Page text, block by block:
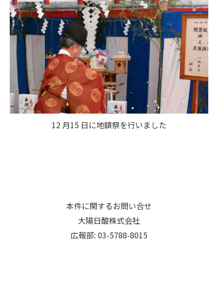
12 月15 日に地鎮祭を行いました
本件に関するお問い合せ
大陽日酸株式会社
広報部: 03-5788-8015